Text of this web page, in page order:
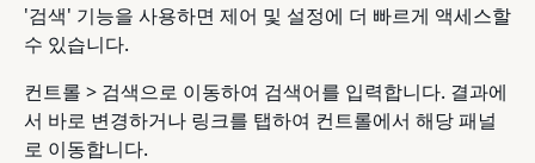
'검색' 기능을 사용하면 제어 및 설정에 더 빠르게 액세스할
수 있습니다.
컨트롤 > 검색으로 이동하여 검색어를 입력합니다. 결과에
서 바로 변경하거나 링크를 탭하여 컨트롤에서 해당 패널
로 이동합니다.